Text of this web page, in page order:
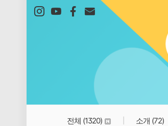
본문 바로가기
전체 (1320) 소개 (72)